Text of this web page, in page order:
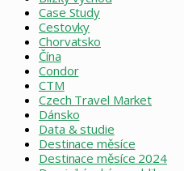
Case Study
Cestovky
Chorvatsko
Čína
Condor
CTM
Czech Travel Market
Dánsko
Data & studie
Destinace měsíce
Destinace měsíce 2024